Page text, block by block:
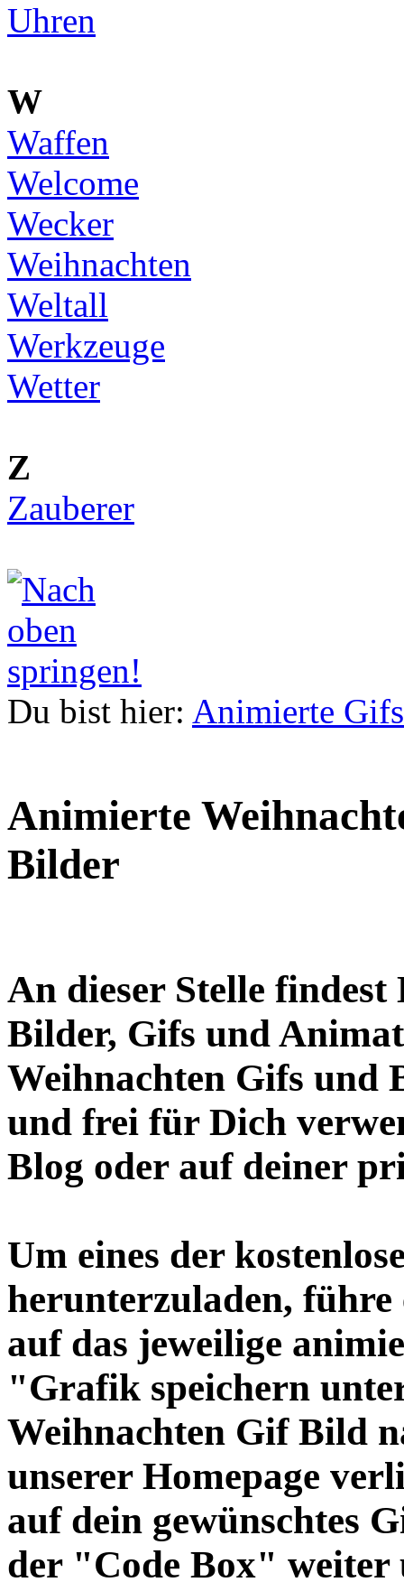
Uhren
W
Waffen
Welcome
Wecker
Weihnachten
Weltall
Werkzeuge
Wetter
Z
Zauberer
Du bist hier: Animierte Gifs
Animierte
Bilder
An dieser Stelle
Bilder, Gifs und
Weihnachten Gifs und
und frei für Dich
Blog oder auf deiner
Um eines der
herunterzuladen,
auf das jeweilige
"Grafik speichern
Weihnachten Gif Bild
unserer Homepage
auf dein gewünschtes
der "Code Box" weiter